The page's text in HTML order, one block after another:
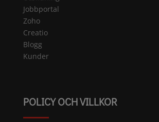
Jobbportal
Zoho
Creatio
Blogg
Kunder
POLICY OCH VILLKOR